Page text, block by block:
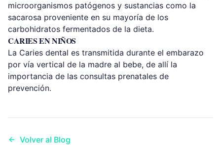
microorganismos patógenos y sustancias como la
sacarosa proveniente en su mayoría de los
carbohidratos fermentados de la dieta.
CARIES EN NIÑOS
La Caries dental es transmitida durante el embarazo
por vía vertical de la madre al bebe, de allí la
importancia de las consultas prenatales de
prevención.
Volver al Blog